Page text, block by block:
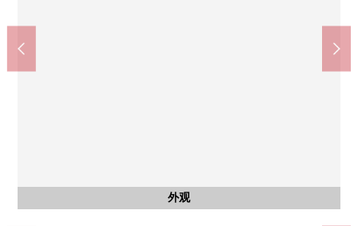
外观
厨房
客厅
客厅
客厅
厨房
厨房
厨房
洗涤槽
厨房
3份炉子
厨房
洗碗机
厨房
抽油烟机
洗脸
洗脸
公共汽车
厕所
室内
西式房间
室内
西式房间
收纳
收纳
室内
门口
其他
有监视器的内部对讲机
风景
入口
外观
外观
外观
西友新浜店(约580m)
全家便利店市川进港店(约360m)
松本清行德商店(约1030m)
行德中央医院(约300m)
市川市立南新浜小学(约850m)
市川市立幸运荣中学(约1540m)